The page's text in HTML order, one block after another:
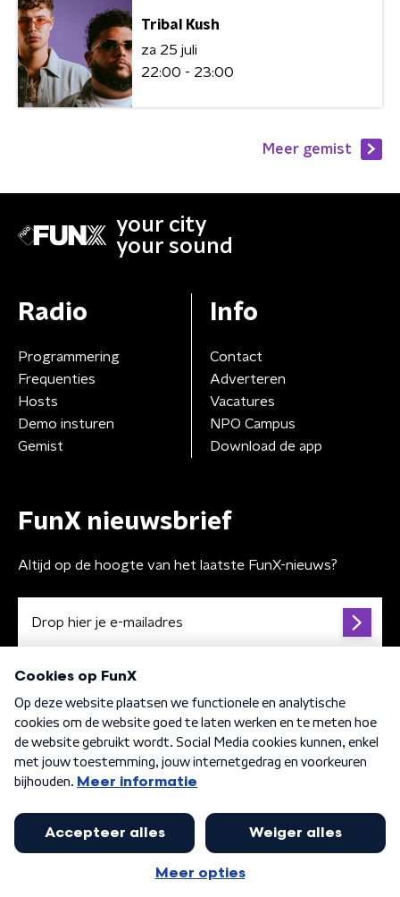
Tribal Kush
za 25 juli
22:00 - 23:00
Meer gemist
your city
your sound
Radio
Programmering
Frequenties
Hosts
Demo insturen
Gemist
Info
Contact
Adverteren
Vacatures
NPO Campus
Download de app
FunX nieuwsbrief
Altijd op de hoogte van het laatste FunX-nieuws?
Algemene voorwaarden Privacybeleid